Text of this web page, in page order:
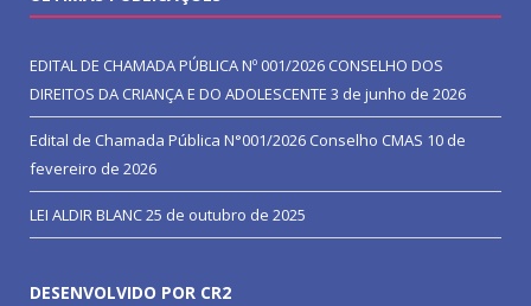
EDITAL DE CHAMADA PÚBLICA Nº 001/2026 CONSELHO DOS
DIREITOS DA CRIANÇA E DO ADOLESCENTE 3 de junho de 2026
Edital de Chamada Pública N°001/2026 Conselho CMAS 10 de
fevereiro de 2026
LEI ALDIR BLANC25 de outubro de 2025
DESENVOLVIDO POR CR2